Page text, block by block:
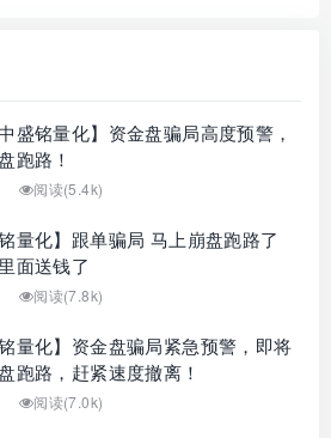
盛铭量化】资金盘骗局高度预警，
跑路！
阅读(5.4k)
化】跟单骗局 马上崩盘跑路了
面送钱了
阅读(7.8k)
铭量化】资金盘骗局紧急预警，即将
跑路，赶紧速度撤离！
阅读(7.0k)